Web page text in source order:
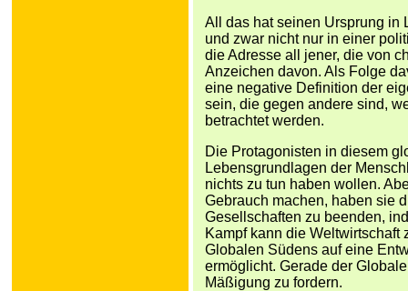
All das hat seinen Ursprung in
und zwar nicht nur in einer
die Adresse all jener, die von
Anzeichen davon. Als Folge
eine negative Definition der
sein, die gegen andere sind,
betrachtet werden.
Die Protagonisten in diesem
Lebensgrundlagen der
nichts zu tun haben wollen.
Gebrauch machen, haben sie
Gesellschaften zu beenden,
Kampf kann die
Globalen Südens auf eine
ermöglicht. Gerade der
Mäßigung zu fordern.